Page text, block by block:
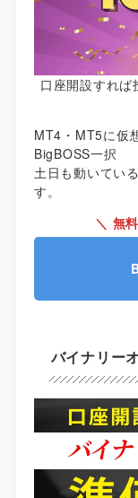
口座開設すれ
MT4・MT5に仮
BigBOSS一択
土日も動いてい
す。
＼ 無
バイナリー